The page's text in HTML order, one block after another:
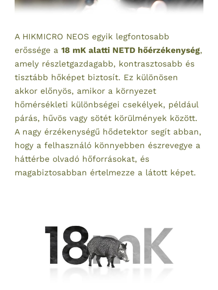
A HIKMICRO NEOS egyik legfontosabb
erőssége a 18 mK alatti NETD hőérzékenység,
amely részletgazdagabb, kontrasztosabb és
tisztább hőképet biztosít. Ez különösen
akkor előnyös, amikor a környezet
hőmérsékleti különbségei csekélyek, például
párás, hűvös vagy sötét körülmények között.
A nagy érzékenységű hődetektor segít abban,
hogy a felhasználó könnyebben észrevegye a
háttérbe olvadó hőforrásokat, és
magabiztosabban értelmezze a látott képet.